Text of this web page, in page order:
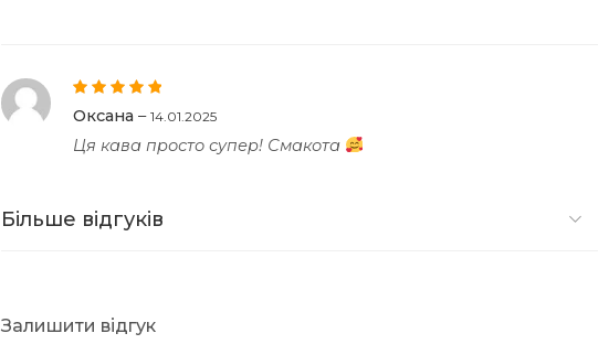
Оцінено в
5
Оксана – 14.01.2025
Ця кава просто супер! Смакота
Більше відгуків
Залишити відгук